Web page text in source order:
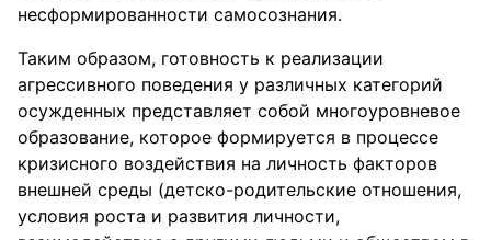
несформированности самосознания.
Таким образом, готовность к реализации
агрессивного поведения у различных категорий
осужденных представляет собой многоуровневое
образование, которое формируется в процессе
кризисного воздействия на личность факторов
внешней среды (детско-родительские отношения,
условия роста и развития личности,